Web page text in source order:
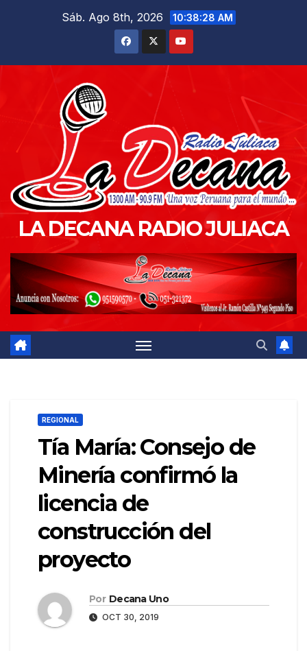
Sáb. Ago 8th, 2026 10:38:30 AM
LA DECANA RADIO JULIACA
REGIONAL
Tía María: Consejo de
Minería confirmó la
licencia de
construcción del
proyecto
Por Decana Uno
OCT 30, 2019